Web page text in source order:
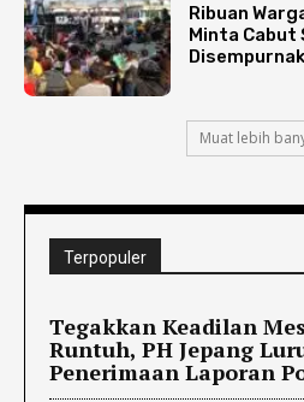
Ribuan
Minta Cabut
Muat lebih
Terpopuler
Tegakkan Keadilan
Runtuh, PH Jepang
Penerimaan Laporan